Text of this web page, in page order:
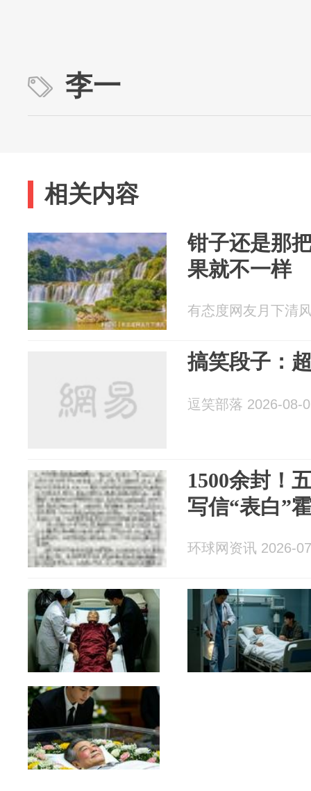
李一
相关内容
钳子还是那
果就不一样
有态度网友月下清
搞笑段子：
逗笑部落 2026-08-
1500余封！
写信“表白”
环球网资讯 2026-